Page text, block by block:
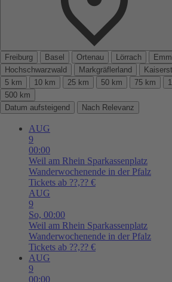
Freiburg
Basel Ortenau Lörrach
Hochschwarzwald
Markgräflerland
5 km
10 km 25 km 50 km 75 km
500 km
Datum aufsteigend
Nach Relevanz
AUG
9
00:00
Weil am Rhein Sparkassenplatz
Wanderwochenende in der Pfalz
Tickets ab ??,?? €
AUG
9
So, 00:00
Weil am Rhein Sparkassenplatz
Wanderwochenende in der Pfalz
Tickets ab ??,?? €
AUG
9
00:00